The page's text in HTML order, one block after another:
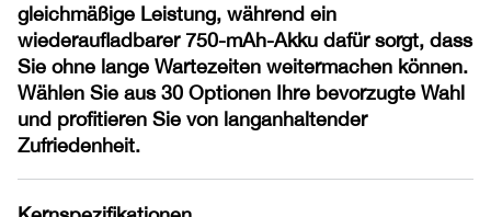
gleichmäßige Leistung, während ein
wiederaufladbarer 750-mAh-Akku dafür sorgt, dass
Sie ohne lange Wartezeiten weitermachen können.
Wählen Sie aus 30 Optionen Ihre bevorzugte Wahl
und profitieren Sie von langanhaltender
Zufriedenheit.